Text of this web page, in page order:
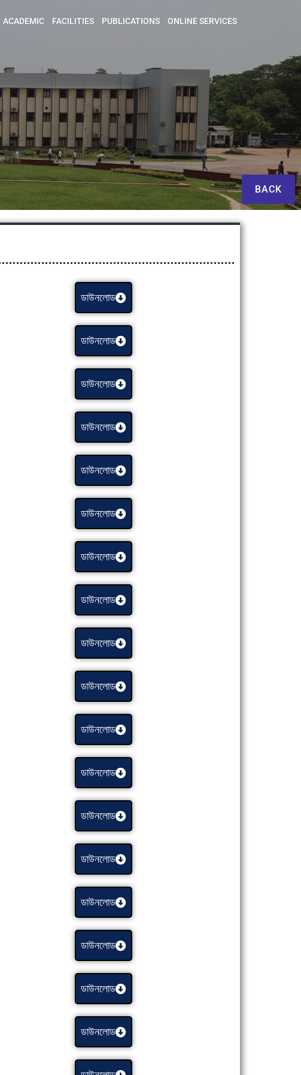
ACADEMIC FACILITIES PUBLICATIONS ONLINE SERVICES
BACK
ডাউনলোড
ডাউনলোড
ডাউনলোড
ডাউনলোড
ডাউনলোড
ডাউনলোড
ডাউনলোড
ডাউনলোড
ডাউনলোড
ডাউনলোড
ডাউনলোড
ডাউনলোড
ডাউনলোড
ডাউনলোড
ডাউনলোড
ডাউনলোড
ডাউনলোড
ডাউনলোড